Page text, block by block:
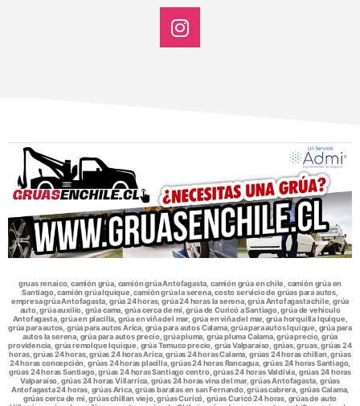
gruas renaico, camión grúa, camión grúa Antofagasta, camión grúa en chile, camión grúa en
Santiago, camión grúa Iquique, camión grúa la serena, costo servicio de grúas para autos,
empresa grúa Antofagasta, grúa 24 horas, grúa 24 horas la serena, grúa Antofagasta chile, grúa
auto, grúa auxilio, grúa cama, grúa cerca de mi, grúa de Curicó a Santiago, grúa de vehículo
Antofagasta, grúa en placilla, grúa en viña del mar, grúa en viña del mar, grúa horquilla Iquique,
grúa para autos, grúa para autos Arica, grúa para autos Calama, grúa para autos Iquique, grúa para
autos la serena, grúa para autos precio, grúa pluma, grúa pluma Calama, grúa precio, grúa
providencia, grúa remolque Iquique, grúa Temuco precio, grúa Valparaíso, grúas, gruas, grúas 24
horas, grúas 24 horas, grúas 24 horas Arica, grúas 24 horas Calama, grúas 24 horas chillan, grúas
24 horas concepción, grúas 24 horas placilla, grúas 24 horas Rancagua, grúas 24 horas Santiago,
grúas 24 horas Santiago, grúas 24 horas Santiago centro, grúas 24 horas Valdivia, grúas 24 horas
Valparaíso, grúas 24 horas Villarrica, grúas 24 horas vina del mar, grúas Antofagasta, grúas
Antofagasta 24 horas, grúas Arica, grúas baratas en san Fernando, grúas cabrera, grúas Calama,
grúas cerca de mi, grúas chillan viejo, grúas Curicó, grúas Curicó 24 horas, grúas de auto